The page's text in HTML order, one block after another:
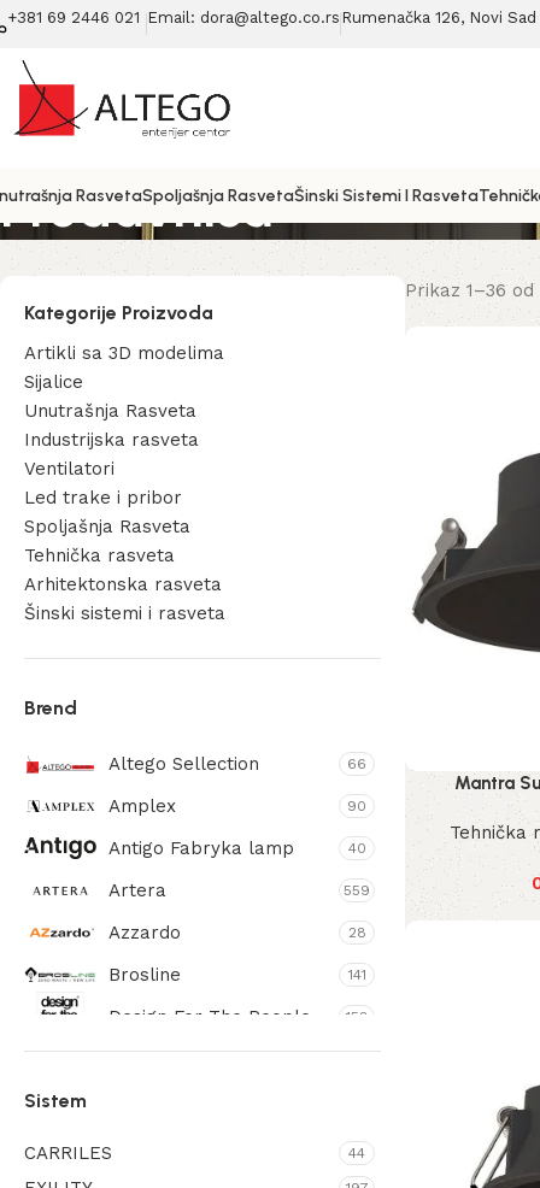
+381 69 2446 021 Email: dora@altego.co.rs Rumenačka 126, Novi
RasvetaSpoljašnja RasvetaŠinski Sistemi I Rasveta
Unity
Prodavnica
Kategorije Proizvoda
Artikli sa 3D modelima
Sijalice
Unutrašnja Rasveta
Industrijska rasveta
Ventilatori
Led trake i pribor
Spoljašnja Rasveta
Tehnička rasveta
Arhitektonska rasveta
Šinski sistemi i rasveta
Brend
Altego Sellection 66
Amplex 90
Antigo Fabryka lamp 40
Artera 559
Azzardo 28
Brosline 141
Design For The People 158
Dohar
Mantra 1627
Sistem
CARRILES 44
Prikaz 1–36
Mantra
Tehnička